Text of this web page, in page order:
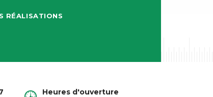
Heures d'ouverture
RÉALISATIONS